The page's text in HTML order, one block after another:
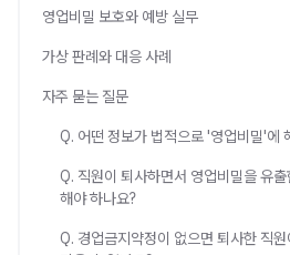
영업비밀 보호와 예방 실무
가상 판례와 대응 사례
자주 묻는 질문
Q. 어떤 정보가 법적으로 '영업비밀'에
Q. 직원이 퇴사하면서 영업비밀을 유
해야 하나요?
Q. 경업금지약정이 없으면 퇴사한 직